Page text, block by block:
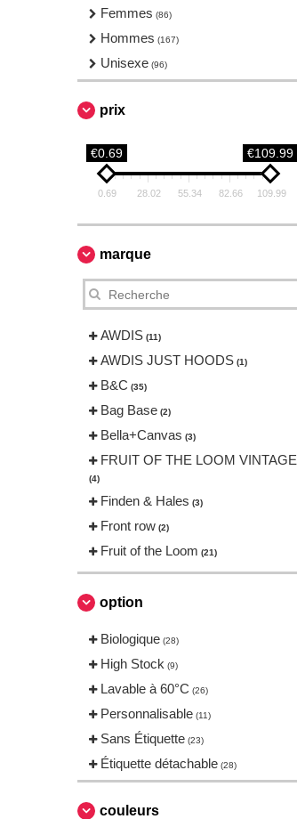
Vêtements de travail
Femmes (86)
Hommes (167)
Unisexe (96)
prix
€0.69 €109.99
0.69 28.02 55.34 82.66 109.99
marque
AWDIS (11)
AWDIS JUST HOODS (1)
B&C (35)
Bag Base (2)
Bella+Canvas (3)
FRUIT OF THE LOOM VINTAGE
(4)
Finden & Hales (3)
Front row (2)
Fruit of the Loom (21)
Gildan (11)
JHK (20)
Just Cool
Label Serie
Russell Collection
SF Men
option
Biologique (28)
High Stock (9)
Lavable à 60°C (26)
Personnalisable (11)
Sans Étiquette (23)
Étiquette détachable (28)
couleurs